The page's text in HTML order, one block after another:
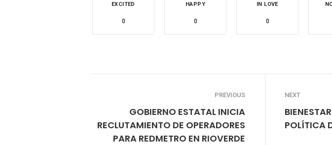
EXCITED
0
HAPPY
0
IN LOVE
0
PREVIOUS
GOBIERNO ESTATAL INICIA
RECLUTAMIENTO DE OPERADORES
PARA REDMETRO EN RIOVERDE
NEXT
POLÍTICA